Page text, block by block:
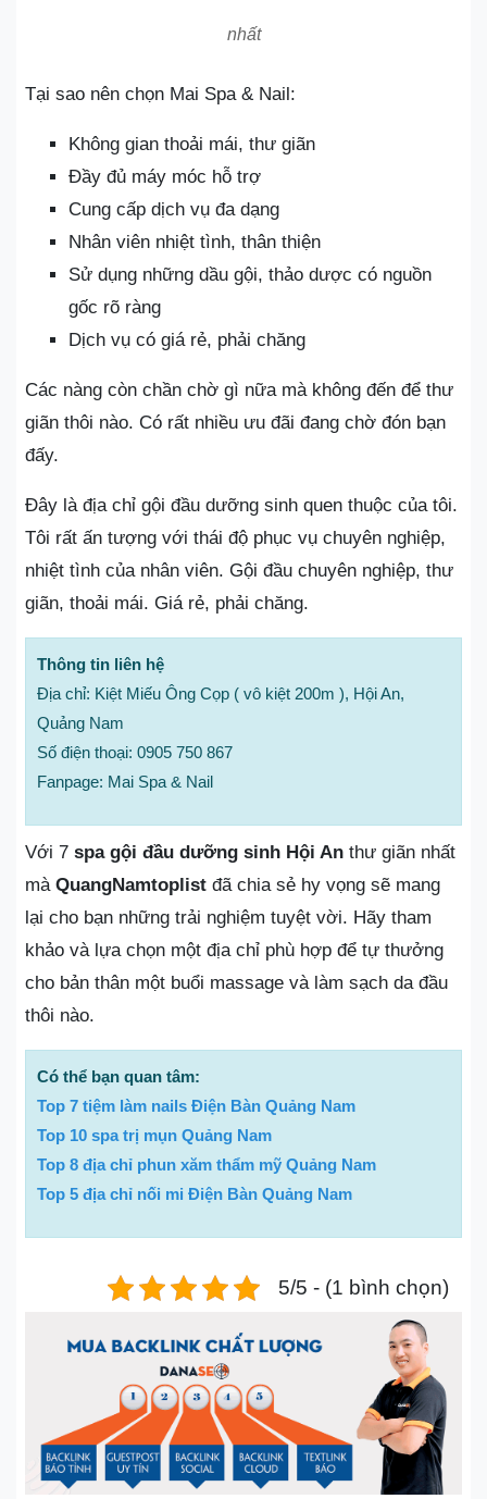
nhất
Tại sao nên chọn Mai Spa & Nail:
Không gian thoải mái, thư giãn
Đầy đủ máy móc hỗ trợ
Cung cấp dịch vụ đa dạng
Nhân viên nhiệt tình, thân thiện
Sử dụng những dầu gội, thảo dược có nguồn
gốc rõ ràng
Dịch vụ có giá rẻ, phải chăng
Các nàng còn chần chờ gì nữa mà không đến để thư
giãn thôi nào. Có rất nhiều ưu đãi đang chờ đón bạn
đấy.
Đây là địa chỉ gội đầu dưỡng sinh quen thuộc của tôi.
Tôi rất ấn tượng với thái độ phục vụ chuyên nghiệp,
nhiệt tình của nhân viên. Gội đầu chuyên nghiệp, thư
giãn, thoải mái. Giá rẻ, phải chăng.
Thông tin liên hệ
Địa chỉ: Kiệt Miếu Ông Cọp ( vô kiệt 200m ), Hội An,
Quảng Nam
Số điện thoại: 0905 750 867
Fanpage: Mai Spa & Nail
Với 7 spa gội đầu dưỡng sinh Hội An thư giãn nhất
mà QuangNamtoplist đã chia sẻ hy vọng sẽ mang
lại cho bạn những trải nghiệm tuyệt vời. Hãy tham
khảo và lựa chọn một địa chỉ phù hợp để tự thưởng
cho bản thân một buổi massage và làm sạch da đầu
thôi nào.
Có thể bạn quan tâm:
Top 7 tiệm làm nails Điện Bàn Quảng Nam
Top 10 spa trị mụn Quảng Nam
Top 8 địa chỉ phun xăm thẩm mỹ Quảng Nam
Top 5 địa chỉ nối mi Điện Bàn Quảng Nam
5/5 - (1 bình chọn)